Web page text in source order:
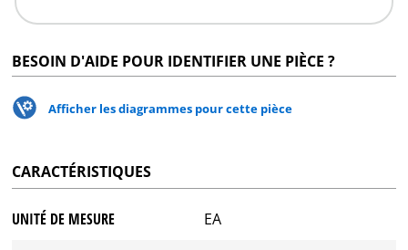
BESOIN D'AIDE POUR IDENTIFIER UNE PIÈCE ?
Afficher les diagrammes pour cette pièce
CARACTÉRISTIQUES
UNITÉ DE MESURE EA